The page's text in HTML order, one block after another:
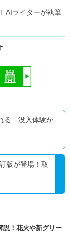
AIライターが執筆
る…没入体験が
版が登場！取
説！花火や新グリー